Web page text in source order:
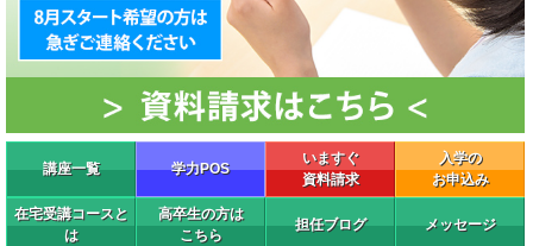
講座一覧 学力POS
いますぐ
資料請求
入学の
お申込み
在宅受講コースと
は
高卒生の方は
こちら
担任ブログ メッセージ